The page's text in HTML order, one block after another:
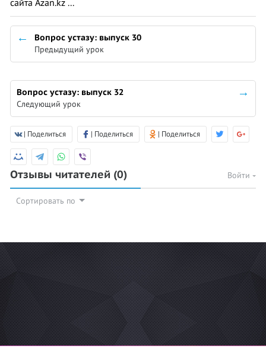
сайта Azan.kz ...
Вопрос устазу: выпуск 30
Предыдущий урок
Вопрос устазу: выпуск 32
Следующий урок
| Поделиться | Поделиться | Поделиться
Отзывы читателей (0) Войти
Сортировать по